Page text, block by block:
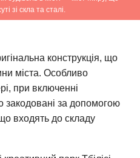
зі скла та сталі.
конструкція, що
міста. Особливо
при включенні
закодовані за допомогою
входять до складу